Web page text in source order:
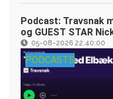
Podcast: Travsnak
og GUEST STAR
05-08-2026 22:40:00
PODCASTS